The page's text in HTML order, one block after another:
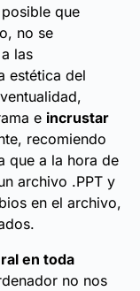
que
no se
las
estética del
e incrustar
recomiendo
que a la hora de
archivo .PPT y
en el archivo,
en toda
no nos